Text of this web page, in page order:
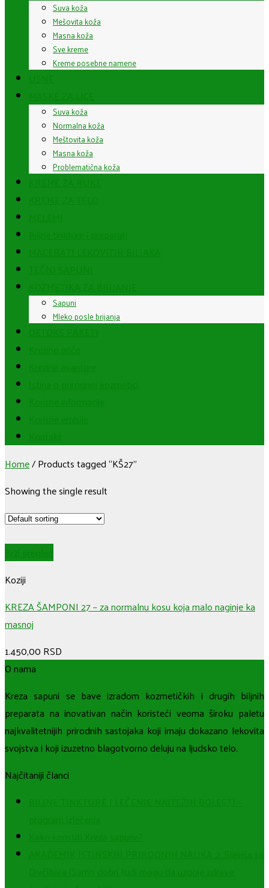
Suva koža
Mešovita koža
Masna koža
Sve kreme
Kreme posebne namene
Suva koža
Normalna koža
Meštovita koža
Masna koža
Problematična koža
Sapuni
Mleko posle brijanja
Home/Products tagged “KŠ27”
Showing the single result
Koziji
KREZA ŠAMPONI 27 – za normalnu kosu koja malo naginje ka
masnoj
1.450,00 RSD
O nama
Kreza sapuni se bave izradom kozmetičkih i drugih biljnih
preparata na inovativan način koristeći veoma široku paletu
najkvalitetnijih prirodnih sastojaka koji imaju dokazano lekovita
svojstva i koji izuzetno blagotvorno deluju na ljudsko telo.
Najčitaniji članci